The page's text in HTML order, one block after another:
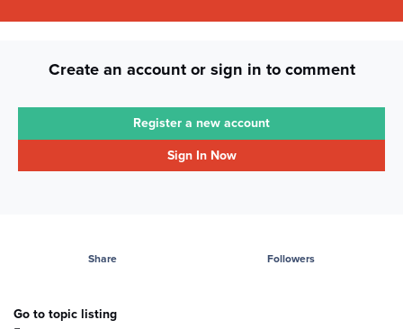
Create an account or sign in to comment
Register a new account
Sign In Now
Share Followers
Go to topic listing